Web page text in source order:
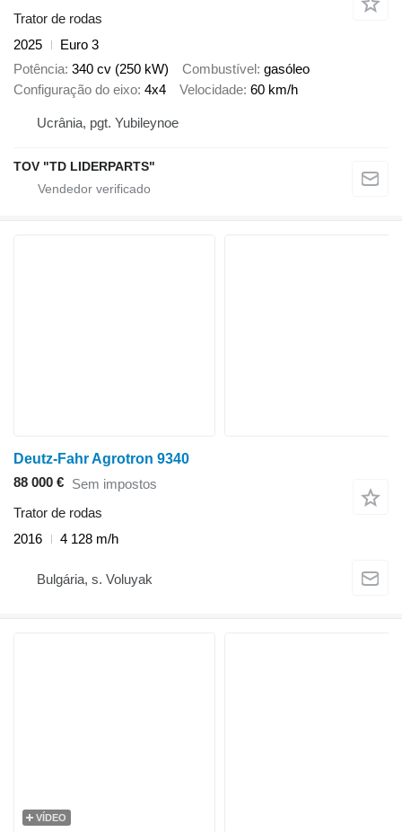
Trator de rodas
2025
Euro 3
Potência 340 cv (250 kW) Combustível gasóleo
Configuração do eixo 4x4 Velocidade 60 km/h
Ucrânia, pgt. Yubileynoe
TOV "TD LIDERPARTS"
Deutz-Fahr Agrotron 9340
88 000 € Sem impostos
Trator de rodas
2016
4 128 m/h
Bulgária, s. Voluyak
VÍDEO